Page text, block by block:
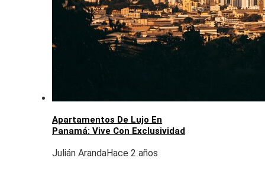
Apartamentos De Lujo En
Panamá: Vive Con Exclusividad
Julián ArandaHace 2 años